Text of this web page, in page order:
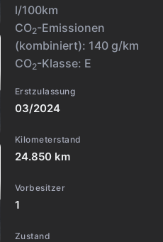
l/100km
CO2-Emissionen
(kombiniert): 140 g/km
CO2-Klasse: E
Erstzulassung
03/2024
Kilometerstand
24.850 km
Vorbesitzer
1
Zustand